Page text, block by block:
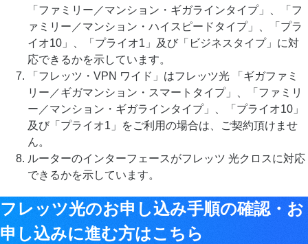
「ファミリー／マンション・ギガラインタイプ」、「フ
ァミリー／マンション・ハイスピードタイプ」、「プラ
イオ10」、「プライオ1」及び「ビジネスタイプ」に対
応できるかを示しています。
「フレッツ・VPN ワイド」はフレッツ光 「ギガファミ
リー／ギガマンション・スマートタイプ」、「ファミリ
ー／マンション・ギガラインタイプ」、「プライオ10」
及び「プライオ1」をご利用の場合は、ご契約頂けませ
ん。
ルーターのインターフェースがフレッツ 光クロスに対応
できるかを示しています。
フレッツ光のお申し込み手順の確認・お
申し込みに進む方はこちら